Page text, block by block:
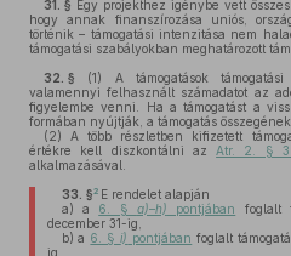
31. § Egy projekthez igénybe vett
hogy annak finanszírozása uniós,
történik – támogatási intenzitása nem
támogatási szabályokban meghatározott
32. § (1)
A támogatások
valamennyi felhasznált számadatot az
figyelembe venni. Ha a támogatást a
formában nyújtják, a támogatás
(2) A több részletben kifizetett
értékre kell diszkontálni az Atr. 2. §
alkalmazásával.
33. §2 E rendelet alapján
a) a 6. § a)–h) pontjában
foglalt
december 31-ig,
b) a 6. §i) pontjában foglalt
ig,